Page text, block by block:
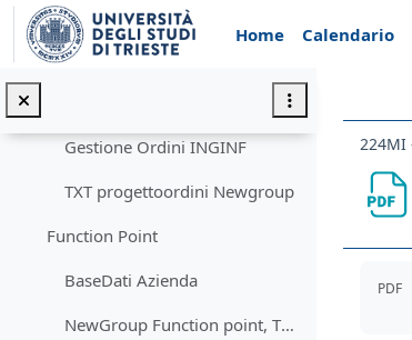
Vai al contenuto principale
Home
Calendario
Pianificazione Progetto
INGELEGestioneOrdini (1)
NewGroup GestioneOrdini (1)
Gestione Ordini INGINF
TXT progettoordini Newgroup
Function Point
BaseDati Azienda
NewGroup Function point, TDI e AFP
PDF